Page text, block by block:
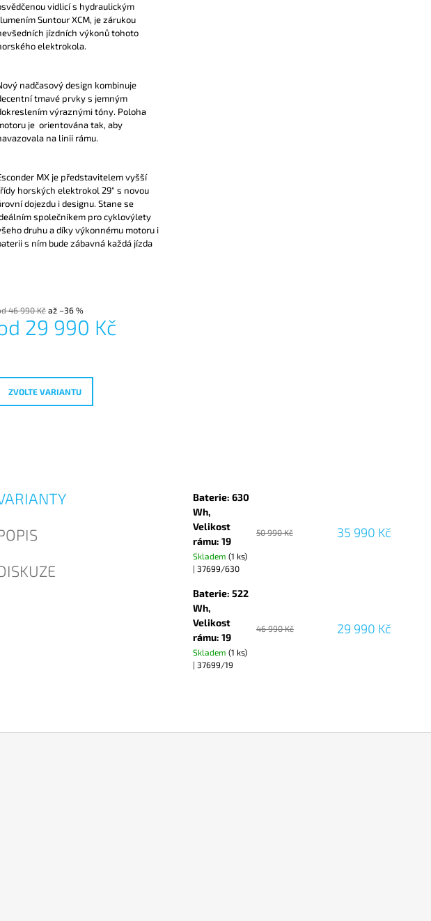
vidlicí s hydraulickým
Suntour XCM, je zárukou
jízdních výkonů tohoto
elektrokola.
nadčasový design kombinuje
tmavé prvky s jemným
výraznými tóny. Poloha
je orientována tak, aby
na linii rámu.
MX je představitelem vyšší
horských elektrokol 29″ s novou
dojezdu i designu. Stane se
společníkem pro cyklovýlety
druhu a díky výkonnému motoru i
s ním bude zábavná každá jízda
46 990 Kč až –36 %
29 990 Kč
ZVOLTE VARIANTU
Baterie: 630
Wh,
Velikost
rámu: 19
Skladem (1 ks)
| 37699/630
50 990 Kč 35 990 Kč
Baterie: 522
Wh,
Velikost
rámu: 19
Skladem (1 ks)
| 37699/19
46 990 Kč 29 990 Kč